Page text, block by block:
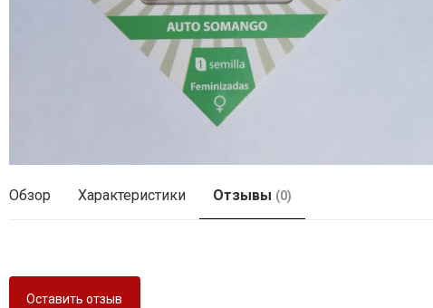
Обзор Характеристики Отзывы (0)
Оставить отзыв